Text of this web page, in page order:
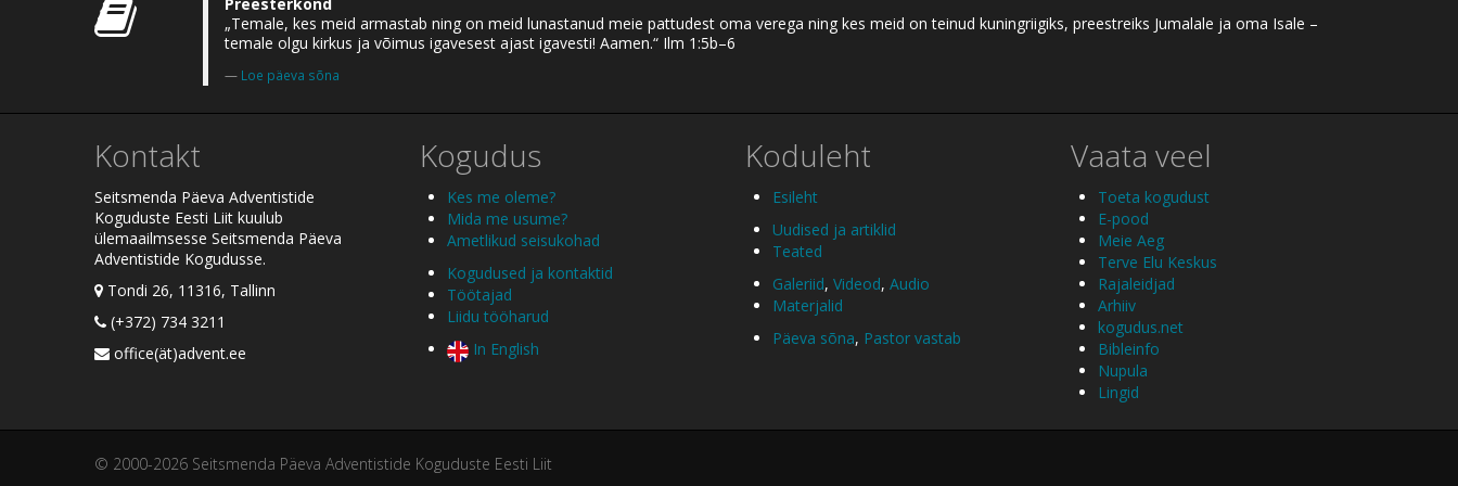
„Temale, kes meid armastab ning on meid lunastanud meie pattudest oma verega ning kes meid on teinud kuningriigiks, preestreiks Jumalale ja oma Isale –
temale olgu kirkus ja võimus igavesest ajast igavesti! Aamen.“ Ilm 1:5b–6
Loe päeva sõna
Kontakt
Seitsmenda Päeva Adventistide
Koguduste Eesti Liit kuulub
ülemaailmsesse Seitsmenda Päeva
Adventistide Kogudusse.
Tondi 26, 11316, Tallinn
(+372) 734 3211
office(ät)advent.ee
Kogudus
Kes me oleme?
Mida me usume?
Ametlikud seisukohad
Kogudused ja kontaktid
Töötajad
Liidu tööharud
In English
Koduleht
Esileht
Uudised ja artiklid
Teated
Galeriid, Videod, Audio
Materjalid
Päeva sõna, Pastor vastab
Vaata veel
Toeta kogudust
E-pood
Meie Aeg
Terve Elu Keskus
Rajaleidjad
Arhiiv
kogudus.net
Bibleinfo
Nupula
Lingid
© 2000-2026 Seitsmenda Päeva Adventistide Koguduste Eesti Liit